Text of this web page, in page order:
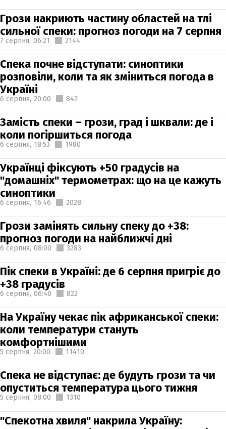
Грози накриють частину областей на тлі
сильної спеки: прогноз погоди на 7 серпня
7 серпня, 06:21 2144
Спека почне відступати: синоптики
розповіли, коли та як зміниться погода в
Україні
6 серпня, 20:00 842
Замість спеки – грози, град і шквали: де і
коли погіршиться погода
6 серпня, 18:53 1980
Українці фіксують +50 градусів на
"домашніх" термометрах: що на це кажуть
синоптики
6 серпня, 16:46 2028
Грози замінять сильну спеку до +38:
прогноз погоди на найближчі дні
6 серпня, 08:00 3283
Пік спеки в Україні: де 6 серпня пригріє до
+38 градусів
6 серпня, 06:40 822
На Україну чекає пік африканської спеки:
коли температури стануть
комфортнішими
5 серпня, 20:00 11410
Спека не відступає: де будуть грози та чи
опуститься температура цього тижня
5 серпня, 08:00 1310
"Спекотна хвиля" накрила Україну: